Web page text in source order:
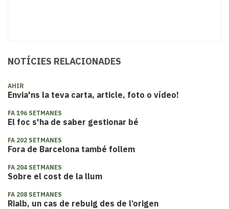
NOTÍCIES RELACIONADES
AHIR
Envia'ns la teva carta, article, foto o vídeo!
FA 196 SETMANES
El foc s'ha de saber gestionar bé
FA 202 SETMANES
Fora de Barcelona també follem
FA 204 SETMANES
Sobre el cost de la llum
FA 208 SETMANES
Rialb, un cas de rebuig des de l’origen